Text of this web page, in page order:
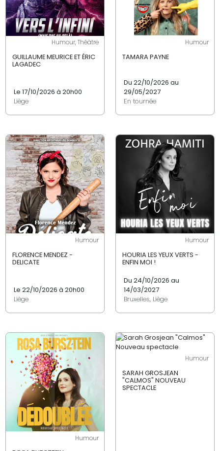
Humour, Théâtre
GUILLAUME MEURICE ET ÉRIC
LAGADEC
Le 17/10/2026 à 20h00
Liège
Humour
TAMARA PAYNE
Du 22/10/2026 au
29/05/2027
En tournée
Humour
FLORENCE MENDEZ -
DELICATE
Le 22/10/2026 à 20h00
Liège
Humour
HOURIA LES YEUX VERTS -
ENFIN MOI !
Du 24/10/2026 au
14/03/2027
Bruxelles, Liège
Humour
Humour
SARAH GROSJEAN
"CALMOS" NOUVEAU
SPECTACLE